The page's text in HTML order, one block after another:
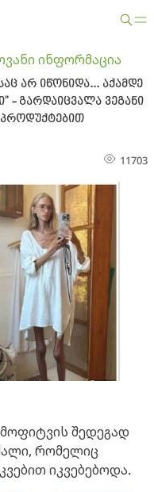
ინფორმაცია
არ იწონიდა... აქამდე
- გარდაიცვალა ვეგანი
11703
შედეგად
რომელიც
იკვებებოდა.